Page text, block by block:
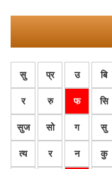
सु प्र उ बि
र रु फ सि
सुज सो ग सु
त्य र न कु